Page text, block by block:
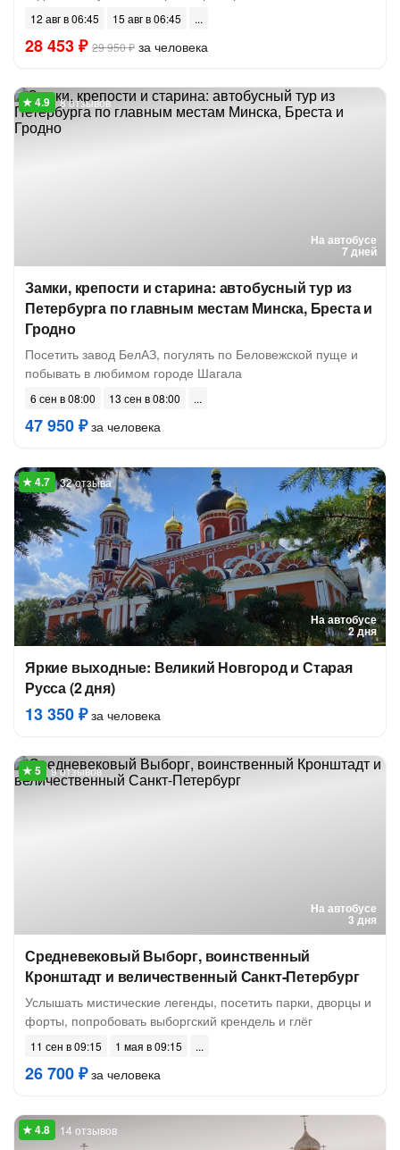
12 авг в 06:45 15 авг в 06:45
28 453 ₽ 29 950 ₽ за человека
На автобусе
7 дней
8 отзывов
Замки, крепости и старина: автобусный тур из
Петербурга по главным местам Минска, Бреста и
Гродно
Посетить завод БелАЗ, погулять по Беловежской пуще и
побывать в любимом городе Шагала
6 сен в 08:00 13 сен в 08:00
47 950 ₽за человека
На автобусе
2 дня
32 отзыва
Яркие выходные: Великий Новгород и Старая
Русса (2 дня)
13 350 ₽за человека
На автобусе
3 дня
9 отзывов
Средневековый Выборг, воинственный
Кронштадт и величественный Санкт-Петербург
Услышать мистические легенды, посетить парки, дворцы и
форты, попробовать выборгский крендель и глёг
11 сен в 09:15 1 мая в 09:15
26 700 ₽за человека
14 отзывов